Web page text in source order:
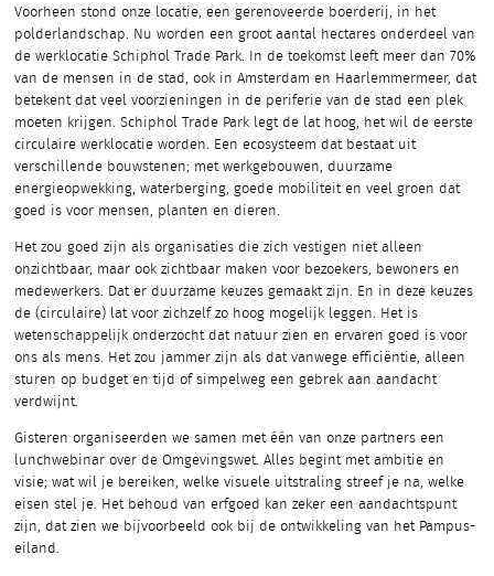
Voorheen stond onze locatie, een gerenoveerde boerderij, in het
polderlandschap. Nu worden een groot aantal hectares onderdeel van
de werklocatie Schiphol Trade Park. In de toekomst leeft meer dan 70%
van de mensen in de stad, ook in Amsterdam en Haarlemmermeer, dat
betekent dat veel voorzieningen in de periferie van de stad een plek
moeten krijgen. Schiphol Trade Park legt de lat hoog, het wil de eerste
circulaire werklocatie worden. Een ecosysteem dat bestaat uit
verschillende bouwstenen; met werkgebouwen, duurzame
energieopwekking, waterberging, goede mobiliteit en veel groen dat
goed is voor mensen, planten en dieren.
Het zou goed zijn als organisaties die zich vestigen niet alleen
onzichtbaar, maar ook zichtbaar maken voor bezoekers, bewoners en
medewerkers. Dat er duurzame keuzes gemaakt zijn. En in deze keuzes
de (circulaire) lat voor zichzelf zo hoog mogelijk leggen. Het is
wetenschappelijk onderzocht dat natuur zien en ervaren goed is voor
ons als mens. Het zou jammer zijn als dat vanwege efficiëntie, alleen
sturen op budget en tijd of simpelweg een gebrek aan aandacht
verdwijnt.
Gisteren organiseerden we samen met één van onze partners een
lunchwebinar over de Omgevingswet. Alles begint met ambitie en
visie; wat wil je bereiken, welke visuele uitstraling streef je na, welke
eisen stel je. Het behoud van erfgoed kan zeker een aandachtspunt
zijn, dat zien we bijvoorbeeld ook bij de ontwikkeling van het Pampus-
eiland.